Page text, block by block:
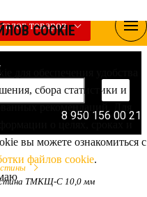
8 950 156 00 21
товаров
ТМКЩ-С 10,0 мм
COOKIE
для обеспечения удобства
сбора статистики и
рекомендаций. Для
вы можете ознакомиться с
файлов cookie.